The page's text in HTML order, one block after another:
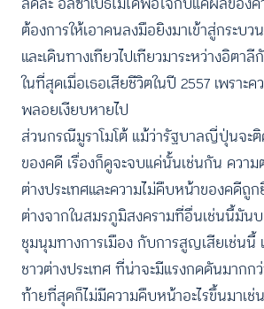
ต้องการให้เอาคนลงมือยิงมาเข้าสู่กระบว
และเดินทางเทียวไปเทียวมาระหว่างอิต
ในที่สุดเมื่อเธอเสียชีวิตในปี 2557 เพราะค
พลอยเงียบหายไป
ส่วนกรณีมูราโมโต้ แม้ว่ารัฐบาลญี่ปุ่นจะ
ของคดี เรื่องก็ดูจะจบแค่นั้นเช่นกัน ควา
ต่างประเทศและความไม่คืบหน้าของคดีถู
ต่างจากในสมรภูมิสงครามที่อื่นเช่นนี้มันบ
ชุมนุมทางการเมือง กับการสูญเสียเช่น
ชาวต่างประเทศ ที่น่าจะมีแรงกดดันมาก
ท้ายที่สุดก็ไม่มีความคืบหน้าอะไรขึ้นมาเช่